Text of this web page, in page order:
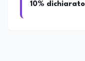
10%